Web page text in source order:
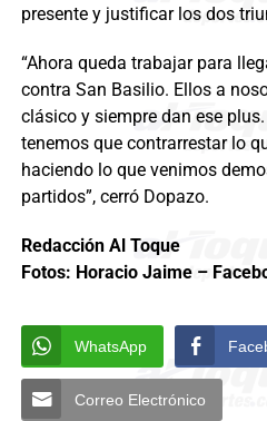
presente y justificar los dos
“Ahora queda trabajar para
contra San Basilio. Ellos a
clásico y siempre dan ese
tenemos que contrarrestar lo
haciendo lo que venimos
partidos”, cerró Dopazo.
Redacción Al Toque
Fotos: Horacio Jaime –
WhatsApp
Correo Electrónico